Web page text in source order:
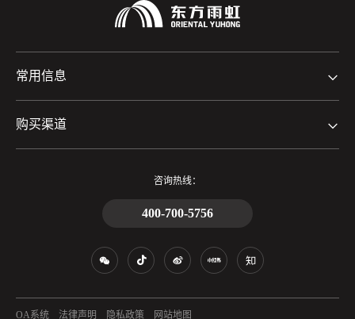
常用信息
购买渠道
咨询热线：
400-700-5756
OA系统 法律声明 隐私政策 网站地图